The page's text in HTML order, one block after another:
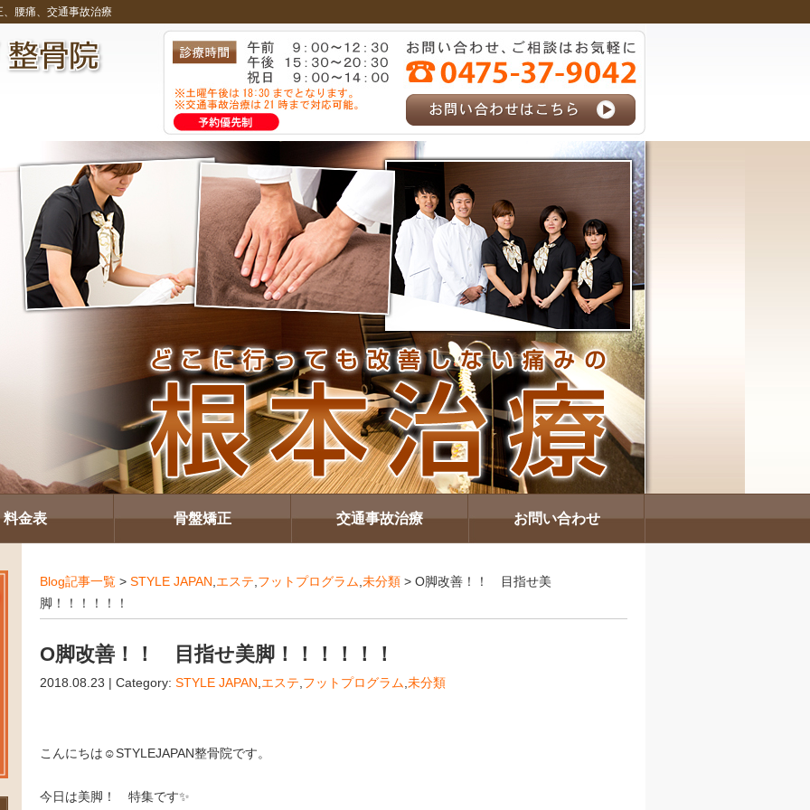
、腰痛、交通事故治療
料金表 骨盤矯正 交通事故治療 お問い合わせ
Blog記事一覧 > STYLE JAPAN エステ フットプログラム 未分類 > О脚改善！！ 目指せ美
脚！！！！！！
О脚改善！！ 目指せ美脚！！！！！！
2018.08.23 | Category: STYLE JAPAN エステ フットプログラム 未分類
こんにちは☺STYLEJAPAN整骨院です。
今日は美脚！ 特集です✨